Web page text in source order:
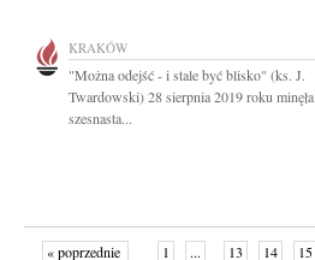
KRAKÓW
"Można odejść - i stale być blisko" (ks. J.
Twardowski) 28 sierpnia 2019 roku minęła
szesnasta...
« poprzednie 1 ... 13 14 15